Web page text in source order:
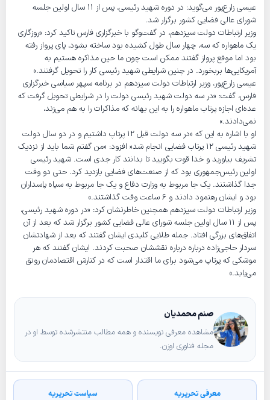
عیسی زارع‌پور می‌گوید: در دوره شهید رئیسی، پس از ۱۱ سال اولین جلسه
شورای عالی فضایی کشور برگزار شد.
وزیر ارتباطات دولت سیزدهم، در گفت‌وگو با خبرگزاری فارس تاکید کرد: «روزگاری
یک ماهواره که سه، چهار سال طول کشیده بود ساخته بشود، پای پرواز رفته
بود اما موقع پرواز گفتند ممکن است چون ما حین مذاکره هستیم به
آمریکایی‌ها بربخورد. در چنین شرایطی شهید رئیسی کار را تحویل گرفتند.»
عیسی زارع‌پور، وزیر ارتباطات دولت سیزدهم در برنامه سپهر سیاسی خبرگزاری
فارس، گفت: «در سه دولت شهید رئیسی دولت را در شرایطی تحویل گرفت که
عده‌ای اجازه پرتاب ماهواره را به این بهانه که مذاکرات را به هم می‌زند،
نمی‌دادند.»
او با اشاره به این که «در سه دولت قبل ۱۲ پرتاپ داشتیم و در دو سال دولت
شهید رئیسی ۱۲ پرتاب فضایی انجام شد« افزود: «من گفتم شما باید از نزدیک
تشریف بیاورید و خدا قوت بگویید تا بدانند کار جدی است. شهید رئیسی
اولین رئیس‌جمهوری بود که از صنعت‌های فضایی بازدید کرد. حتی دو وقت
جدا گذاشتند. یک جا مربوط به وزارت دفاع و یک جا مربوط به سپاه پاسداران
بود و ایشان رهنمود دادند و ۶ ساعت وقت گذاشتند.»
وزیر ارتباطات دولت سیزدهم همچنین خاطرنشان کرد: «در دوره شهید رئیسی،
پس از ۱۱ سال اولین جلسه شورای عالی فضایی کشور برگزار شد که بعد از آن
اتفاق‌های بزرگی افتاد. جمله طلایی کلیدی ایشان گفتند که بعد از شهادتشان
سردار حاجی‌زاده درباره درباره نقششان صحبت کردند. ایشان گفتند که هر
موشکی که پرتاپ می‌شود برای ما اقتدار است که در کنارش اقتصادمان رونق
می‌یابد.»
صنم محمدیان
مشاهده معرفی نویسنده و همه مطالب منتشرشده توسط او در
مجله فناوری اوزن.
معرفی تحریریه سیاست تحریریه